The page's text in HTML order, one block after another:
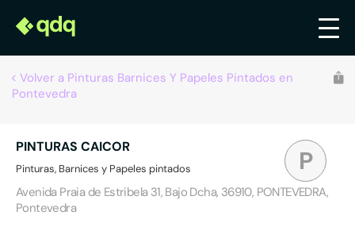
Volver a Pinturas Barnices Y Papeles Pintados en
Pontevedra
P
PINTURAS CAICOR
Pinturas, Barnices y Papeles pintados
Avenida Praia de Estribela 31, Bajo Dcha, 36910, PONTEVEDRA,
Pontevedra